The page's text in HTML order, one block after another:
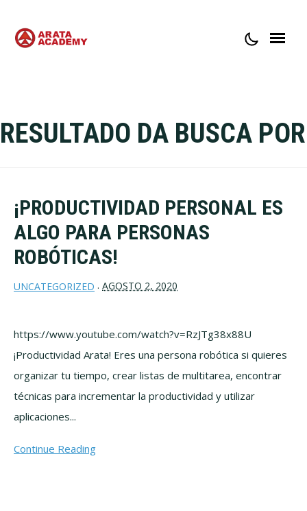
RESULTADO DA BUSCA POR
¡PRODUCTIVIDAD PERSONAL ES
ALGO PARA PERSONAS
ROBÓTICAS!
UNCATEGORIZED · AGOSTO 2, 2020
https://www.youtube.com/watch?v=RzJTg38x88U
¡Productividad Arata! Eres una persona robótica si quieres
organizar tu tiempo, crear listas de multitarea, encontrar
técnicas para incrementar la productividad y utilizar
aplicaciones...
Continue Reading